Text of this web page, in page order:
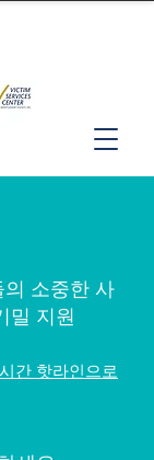
소중한 사
밀 지원
간 핫라인으로